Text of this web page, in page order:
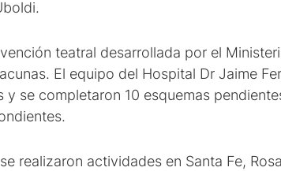
teatral desarrollada por el
El equipo del Hospital Dr Jaime
y se completaron 10 esquemas
realizaron actividades en Santa Fe,